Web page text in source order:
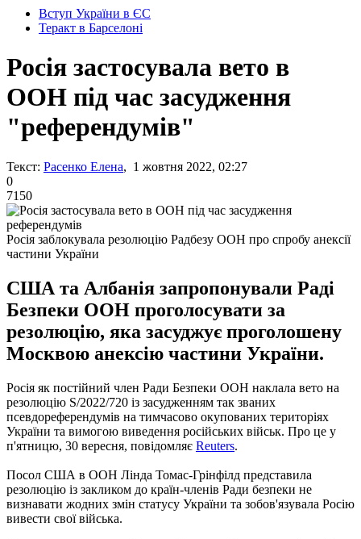
Вступ України в ЄС
Теракт в Барселоні
Росія застосувала вето в
ООН під час засудження
"референдумів"
Текст: Расенко Елена, 1 жовтня 2022, 02:27
0
7150
Росія заблокувала резолюцію Радбезу ООН про спробу анексії
частини України
США та Албанія запропонували Раді
Безпеки ООН проголосувати за
резолюцію, яка засуджує проголошену
Москвою анексію частини України.
Росія як постійний член Ради Безпеки ООН наклала вето на
резолюцію S/2022/720 із засудженням так званих
псевдореферендумів на тимчасово окупованих територіях
України та вимогою виведення російських військ. Про це у
п'ятницю, 30 вересня, повідомляє Reuters.
Посол США в ООН Лінда Томас-Грінфілд представила
резолюцію із закликом до країн-членів Ради безпеки не
визнавати жодних змін статусу України та зобов'язувала Росію
вивести свої війська.